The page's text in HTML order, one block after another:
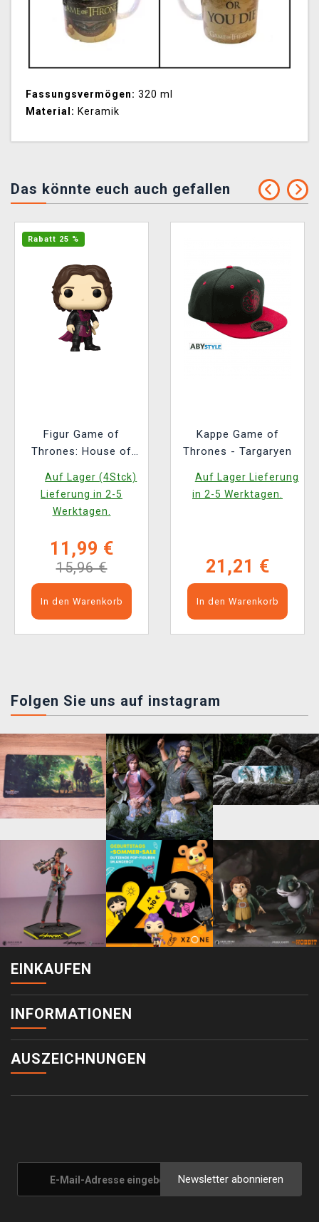
Fassungsvermögen: 320 ml
Material: Keramik
Das könnte euch auch gefallen
Rabatt 25 %
Figur Game of
Thrones: House of
Valaryon (Funko POP!
House of the Dragon
18)
Auf Lager (4Stck)
Lieferung in 2-5
Werktagen.
11,99 €
15,96 €
In den Warenkorb
Kappe Game of
Thrones - Targaryen
Auf Lager Lieferung
in 2-5 Werktagen.
21,21 €
In den Warenkorb
Folgen Sie uns auf instagram
EINKAUFEN
INFORMATIONEN
AUSZEICHNUNGEN
Newsletter abonnieren